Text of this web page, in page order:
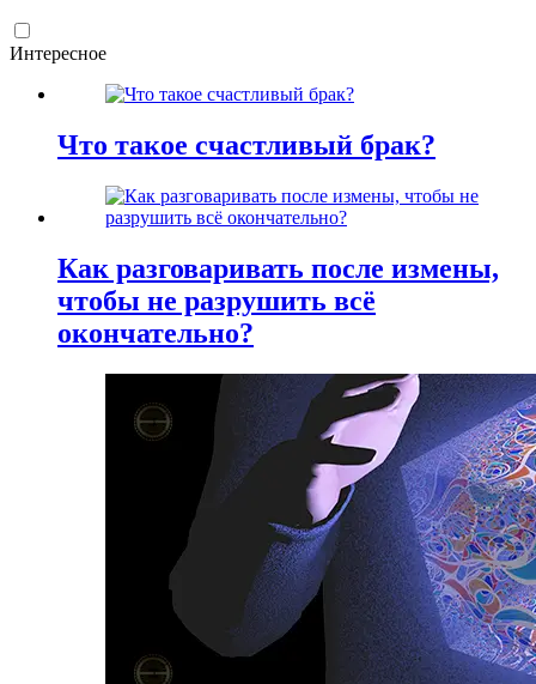
Интересное
Что такое счастливый брак?
Как разговаривать после измены,
чтобы не разрушить всё
окончательно?